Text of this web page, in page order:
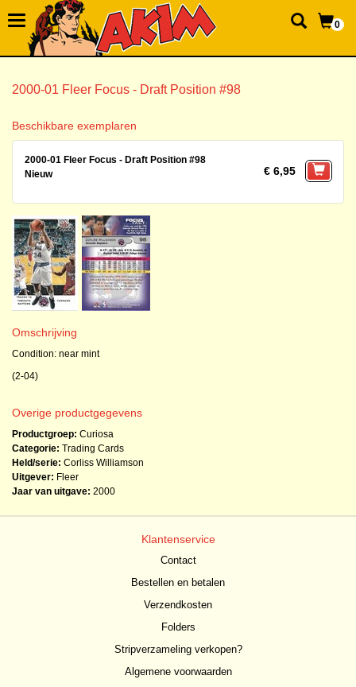
0
2000-01 Fleer Focus - Draft Position #98
Beschikbare exemplaren
2000-01 Fleer Focus - Draft Position #98
Nieuw
€ 6,95
Omschrijving
Condition: near mint
(2-04)
Overige productgegevens
Productgroep: Curiosa
Categorie: Trading Cards
Held/serie: Corliss Williamson
Uitgever: Fleer
Jaar van uitgave: 2000
Klantenservice
Contact
Bestellen en betalen
Verzendkosten
Folders
Stripverzameling verkopen?
Algemene voorwaarden